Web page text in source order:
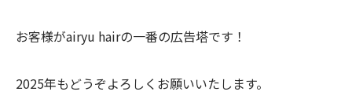
お客様がairyu hairの一番の広告塔です！
2025年もどうぞよろしくお願いいたします。